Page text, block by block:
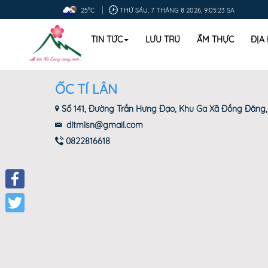
25°C THỨ SÁU, 7 THÁNG 8 2026, 9:05:24 SA
TIN TỨC LƯU TRÚ ẨM THỰC ĐỊA
Facebook
ỐC TÍ LÂN
Số 141, Đường Trần Hưng Đạo, Khu Ga Xã Đồng Đăng,
dltmlsn@gmail.com
0822816618